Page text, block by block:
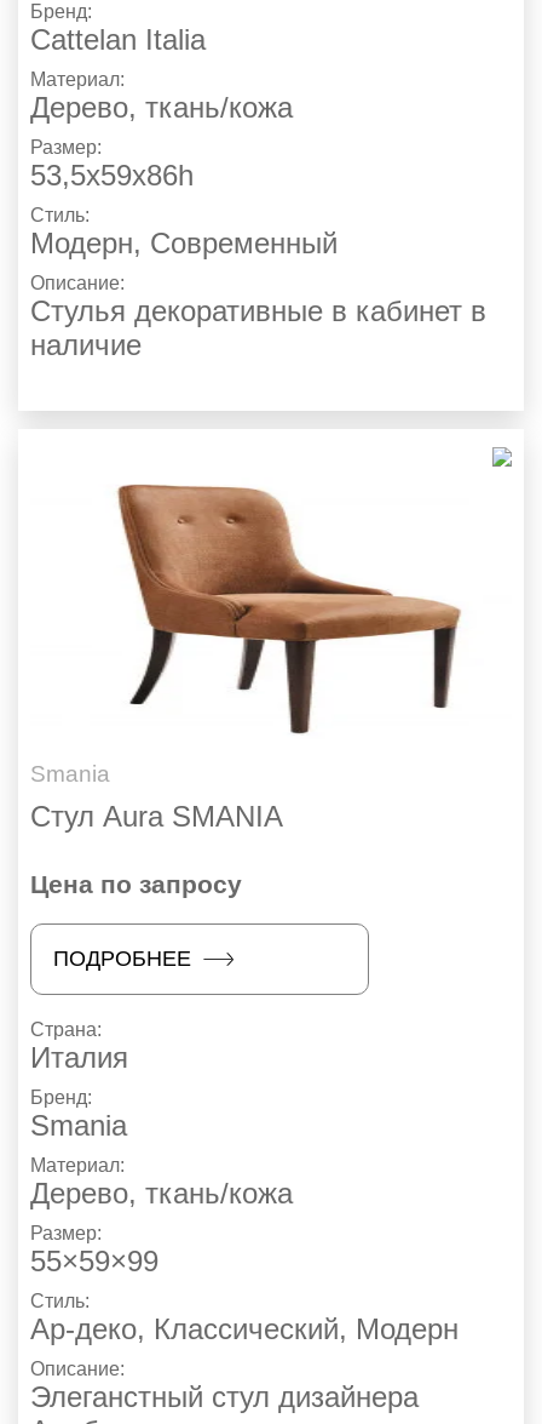
Бренд:
Cattelan Italia
Материал:
Дерево, ткань/кожа
Размер:
53,5x59x86h
Стиль:
Модерн, Современный
Описание:
Стулья декоративные в кабинет в
наличие
Smania
Стул Aura SMANIA
Цена по запросу
ПОДРОБНЕЕ
Страна:
Италия
Бренд:
Smania
Материал:
Дерево, ткань/кожа
Размер:
55×59×99
Стиль:
Ар-деко, Классический, Модерн
Описание:
Элеганстный стул дизайнера